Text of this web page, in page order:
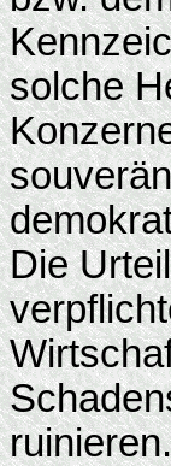
solche
Die